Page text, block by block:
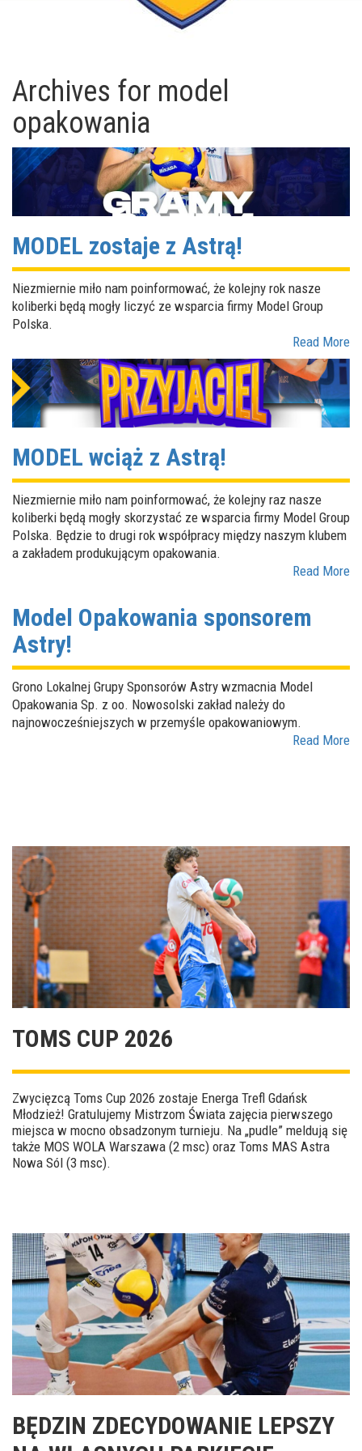
Archives for model
opakowania
MODEL zostaje z Astrą!
Niezmiernie miło nam poinformować, że kolejny rok nasze
koliberki będą mogły liczyć ze wsparcia firmy Model Group
Polska.
Read More
MODEL wciąż z Astrą!
Niezmiernie miło nam poinformować, że kolejny raz nasze
koliberki będą mogły skorzystać ze wsparcia firmy Model Group
Polska. Będzie to drugi rok współpracy między naszym klubem
a zakładem produkującym opakowania.
Read More
Model Opakowania sponsorem
Astry!
Grono Lokalnej Grupy Sponsorów Astry wzmacnia Model
Opakowania Sp. z oo. Nowosolski zakład należy do
najnowocześniejszych w przemyśle opakowaniowym.
Read More
TOMS CUP 2026
Zwycięzcą Toms Cup 2026 zostaje Energa Trefl Gdańsk
Młodzież! Gratulujemy Mistrzom Świata zajęcia pierwszego
miejsca w mocno obsadzonym turnieju. Na „pudle” meldują się
także MOS WOLA Warszawa (2 msc) oraz Toms MAS Astra
Nowa Sól (3 msc).
BĘDZIN ZDECYDOWANIE LEPSZY